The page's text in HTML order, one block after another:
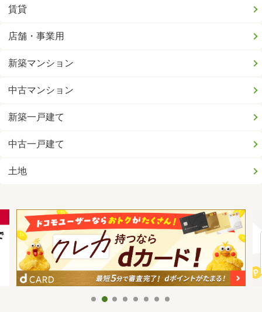
賃貸
店舗・事業用
新築マンション
中古マンション
新築一戸建て
中古一戸建て
土地